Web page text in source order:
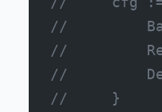
//
//
//
//     }